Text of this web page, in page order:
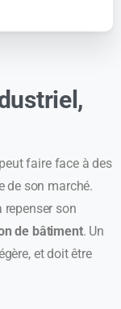
faire face à des
de son marché.
repenser son
de bâtiment. Un
et doit être